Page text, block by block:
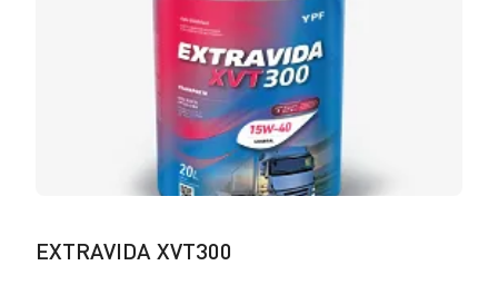
EXTRAVIDA XVT300